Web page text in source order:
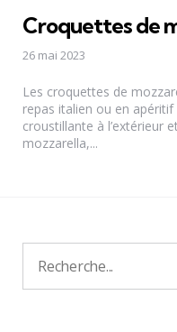
Croquettes de
26 mai 2023
Les croquettes de
repas italien ou en
croustillante à l’extérieur
mozzarella,...
Recherche
pour: